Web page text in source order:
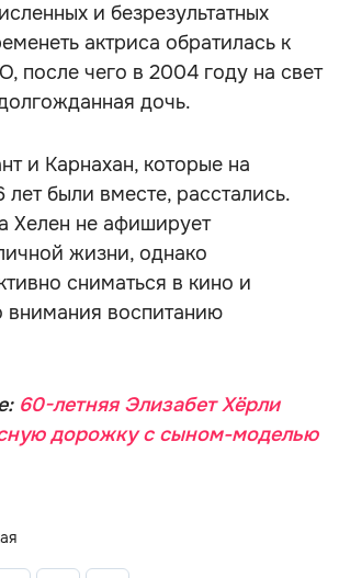
и безрезультатных
актриса обратилась к
после чего в 2004 году на свет
дочь.
и Карнахан, которые на
лет были вместе, расстались.
Хелен не афиширует
жизни, однако
сниматься в кино и
внимания воспитанию
60-летняя Элизабет Хёрли
дорожку с сыном-моделью